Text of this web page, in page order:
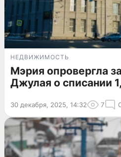
НЕДВИЖИМОСТЬ
Мэрия опровергла
Джулая о списании
30 декабря, 2025, 14:32 7